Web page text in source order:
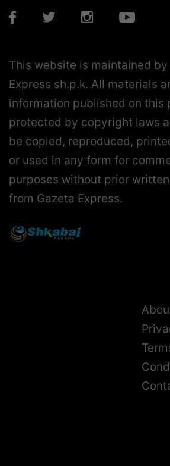
This website is maintained by
Express sh.p.k. All materials
information published on this
protected by copyright laws
be copied, reproduced,
or used in any form for
purposes without prior
from Gazeta Express.